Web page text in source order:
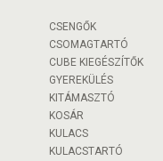
CSENGŐK
CSOMAGTARTÓ
CUBE KIEGÉSZÍTŐK
GYEREKÜLÉS
KITÁMASZTÓ
KOSÁR
KULACS
KULACSTARTÓ